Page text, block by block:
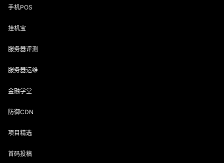
手机POS
挂机宝
服务器评测
服务器运维
金融学堂
防御CDN
项目精选
首码投稿